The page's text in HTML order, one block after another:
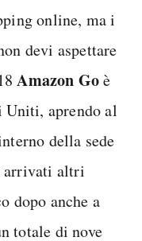
online, ma i
devi aspettare
Amazon Goè
Uniti, aprendo al
della sede
arrivati altri
dopo anche a
totale di nove